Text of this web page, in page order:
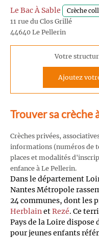
Le Bac À Sable Crèche
11 rue du Clos Grillé
44640 Le Pellerin
Votre
Ajoutez
Trouver sa crèche
Crèches privées,
informations (numéros de
places et modalités
enfance à Le Pellerin.
Dans le département
Nantes Métropole
24 communes, dont les
HerblainetRezé. Ce
Pays de la Loire dispose
pour jeunes enfants